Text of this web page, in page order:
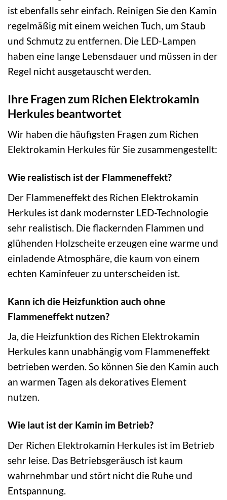
ist ebenfalls sehr einfach. Reinigen Sie den Kamin
regelmäßig mit einem weichen Tuch, um Staub
und Schmutz zu entfernen. Die LED-Lampen
haben eine lange Lebensdauer und müssen in der
Regel nicht ausgetauscht werden.
Ihre Fragen zum Richen Elektrokamin
Herkules beantwortet
Wir haben die häufigsten Fragen zum Richen
Elektrokamin Herkules für Sie zusammengestellt:
Wie realistisch ist der Flammeneffekt?
Der Flammeneffekt des Richen Elektrokamin
Herkules ist dank modernster LED-Technologie
sehr realistisch. Die flackernden Flammen und
glühenden Holzscheite erzeugen eine warme und
einladende Atmosphäre, die kaum von einem
echten Kaminfeuer zu unterscheiden ist.
Kann ich die Heizfunktion auch ohne
Flammeneffekt nutzen?
Ja, die Heizfunktion des Richen Elektrokamin
Herkules kann unabhängig vom Flammeneffekt
betrieben werden. So können Sie den Kamin auch
an warmen Tagen als dekoratives Element
nutzen.
Wie laut ist der Kamin im Betrieb?
Der Richen Elektrokamin Herkules ist im Betrieb
sehr leise. Das Betriebsgeräusch ist kaum
wahrnehmbar und stört nicht die Ruhe und
Entspannung.